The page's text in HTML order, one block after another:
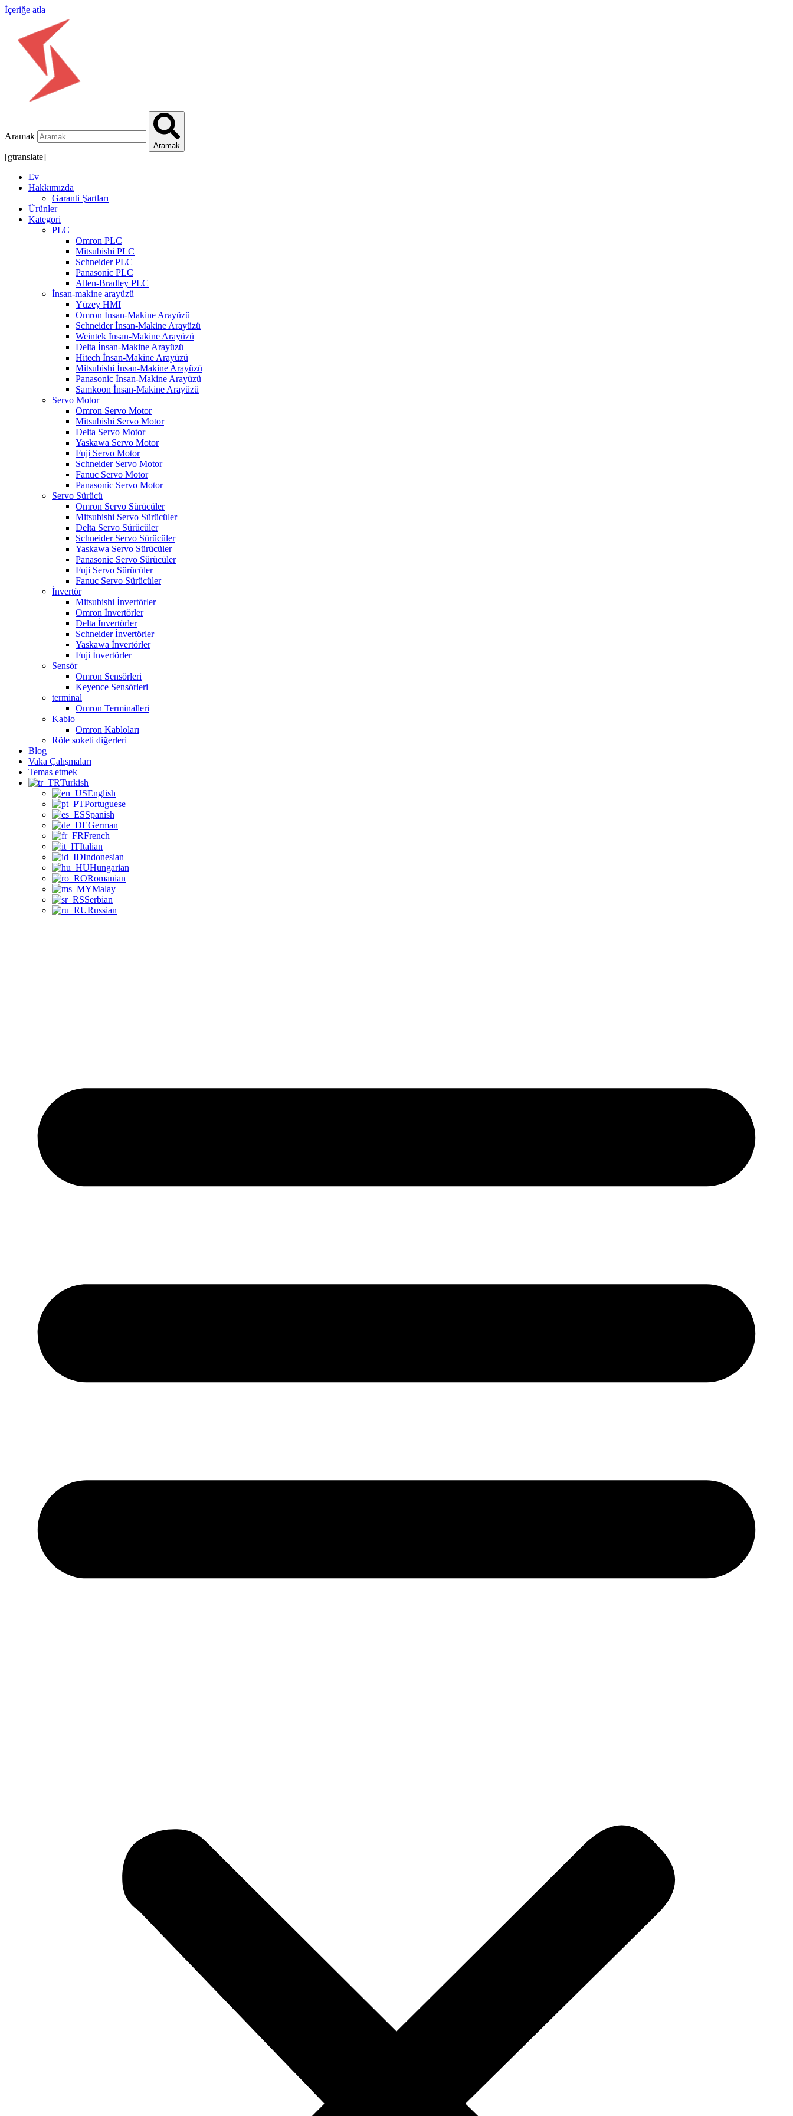
İçeriğe atla
Aramak
Aramak
[gtranslate]
Ev
Hakkımızda
Garanti Şartları
Ürünler
Kategori
PLC
Omron PLC
Mitsubishi PLC
Schneider PLC
Panasonic PLC
Allen-Bradley PLC
İnsan-makine arayüzü
Yüzey HMI
Omron İnsan-Makine Arayüzü
Schneider İnsan-Makine Arayüzü
Weintek İnsan-Makine Arayüzü
Delta İnsan-Makine Arayüzü
Hitech İnsan-Makine Arayüzü
Mitsubishi İnsan-Makine Arayüzü
Panasonic İnsan-Makine Arayüzü
Samkoon İnsan-Makine Arayüzü
Servo Motor
Omron Servo Motor
Mitsubishi Servo Motor
Delta Servo Motor
Yaskawa Servo Motor
Fuji Servo Motor
Schneider Servo Motor
Fanuc Servo Motor
Panasonic Servo Motor
Servo Sürücü
Omron Servo Sürücüler
Mitsubishi Servo Sürücüler
Delta Servo Sürücüler
Schneider Servo Sürücüler
Yaskawa Servo Sürücüler
Panasonic Servo Sürücüler
Fuji Servo Sürücüler
Fanuc Servo Sürücüler
İnvertör
Mitsubishi İnvertörler
Omron İnvertörler
Delta İnvertörler
Schneider İnvertörler
Yaskawa İnvertörler
Fuji İnvertörler
Sensör
Omron Sensörleri
Keyence Sensörleri
terminal
Omron Terminalleri
Kablo
Omron Kabloları
Röle soketi diğerleri
Blog
Vaka Çalışmaları
Temas etmek
Turkish
English
Portuguese
Spanish
German
French
Italian
Indonesian
Hungarian
Romanian
Malay
Serbian
Russian